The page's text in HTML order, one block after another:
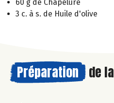
60 g de Chapelure
3 c. à s. de Huile d'olive
Préparation de la